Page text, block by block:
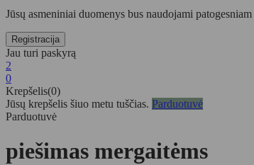
Jūsų asmeniniai duomenys bus naudojami
Jau turi paskyrą
2
0
Krepšelis(0)
Jūsų krepšelis šiuo metu tuščias. Parduotuvė
Parduotuvė
piešimas mergaitėms